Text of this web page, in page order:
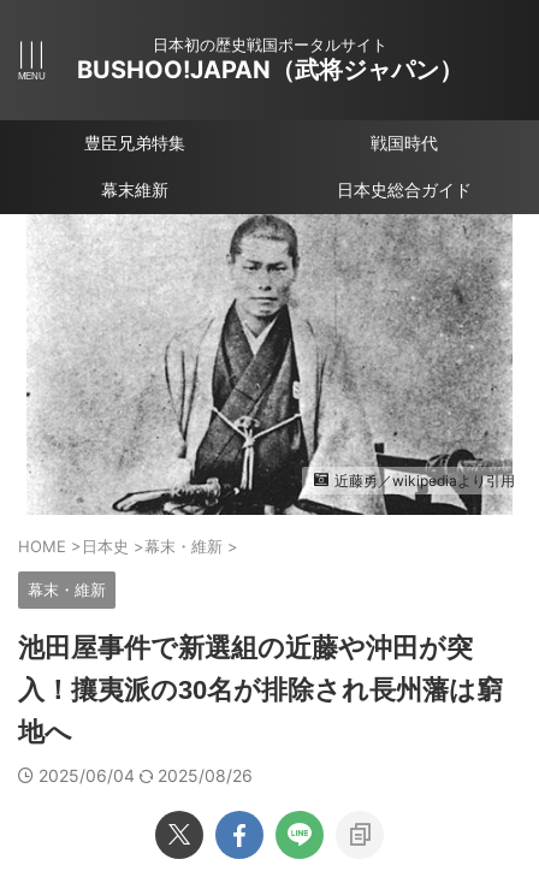
日本初の歴史戦国ポータルサイト
BUSHOO!JAPAN（武将ジャパン）
豊臣兄弟特集 戦国時代
幕末維新 日本史総合ガイド
近藤勇／wikipediaより引用
HOME >日本史 >幕末・維新 >
幕末・維新
池田屋事件で新選組の近藤や沖田が突
入！攘夷派の30名が排除され長州藩は窮
地へ
2025/06/04 2025/08/26